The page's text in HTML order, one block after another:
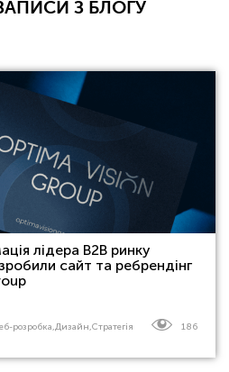
З БЛОГУ
лідера B2B ринку
сайт та ребрендінг
розробка,Дизайн,Стратегія 186